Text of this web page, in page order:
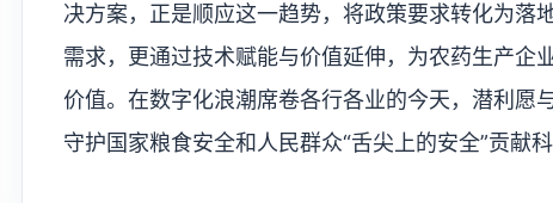
决方案，正是顺应这一趋势，将政策要求转化为落
需求，更通过技术赋能与价值延伸，为农药生产企
价值。在数字化浪潮席卷各行各业的今天，潜利愿
守护国家粮食安全和人民群众“舌尖上的安全”贡献科